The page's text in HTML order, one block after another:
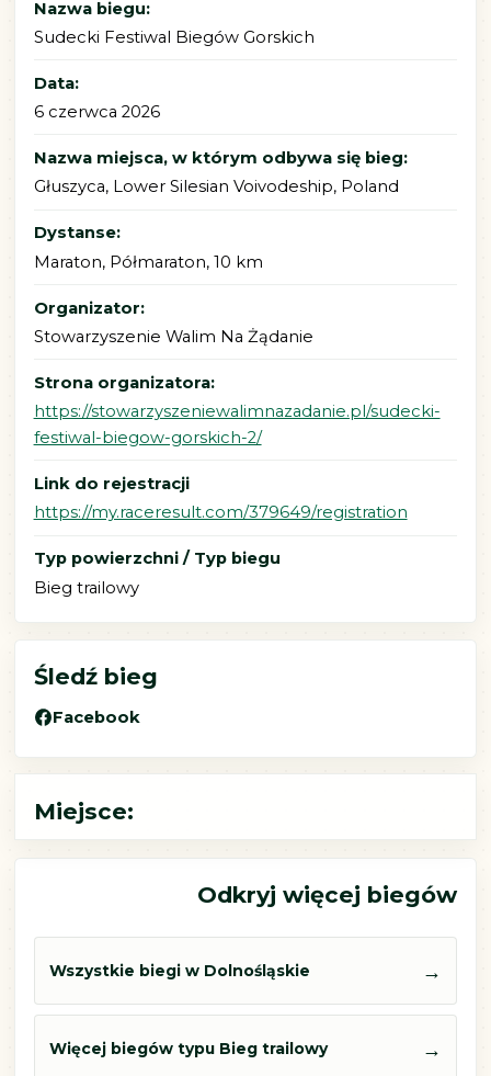
Nazwa biegu:
Sudecki Festiwal Biegów Gorskich
Data:
6 czerwca 2026
Nazwa miejsca, w którym odbywa się bieg:
Głuszyca, Lower Silesian Voivodeship, Poland
Dystanse:
Maraton, Półmaraton, 10 km
Organizator:
Stowarzyszenie Walim Na Żądanie
Strona organizatora:
https://stowarzyszeniewalimnazadanie.pl/sudecki-
festiwal-biegow-gorskich-2/
Link do rejestracji
https://my.raceresult.com/379649/registration
Typ powierzchni / Typ biegu
Bieg trailowy
Śledź bieg
Facebook
Miejsce:
Odkryj więcej biegów
Wszystkie biegi w Dolnośląskie →
Więcej biegów typu Bieg trailowy →